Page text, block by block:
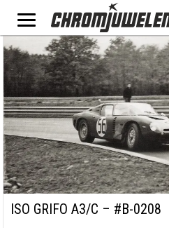
ISO GRIFO A3/C – #B-0208